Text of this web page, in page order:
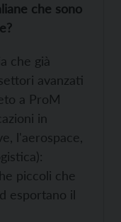
che sono
che già
avanzati
a ProM
in
l'aerospace,
piccoli che
esportano il